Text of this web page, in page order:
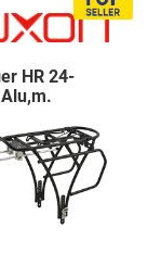
HR 24-